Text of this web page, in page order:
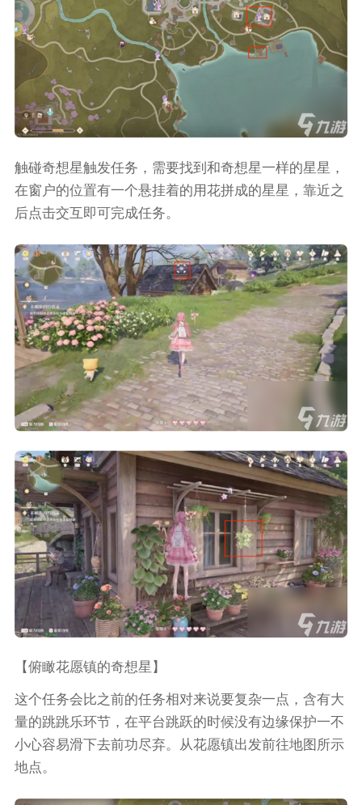
触碰奇想星触发任务，需要找到和奇想星一样的星星，
在窗户的位置有一个悬挂着的用花拼成的星星，靠近之
后点击交互即可完成任务。
【俯瞰花愿镇的奇想星】
这个任务会比之前的任务相对来说要复杂一点，含有大
量的跳跳乐环节，在平台跳跃的时候没有边缘保护一不
小心容易滑下去前功尽弃。从花愿镇出发前往地图所示
地点。